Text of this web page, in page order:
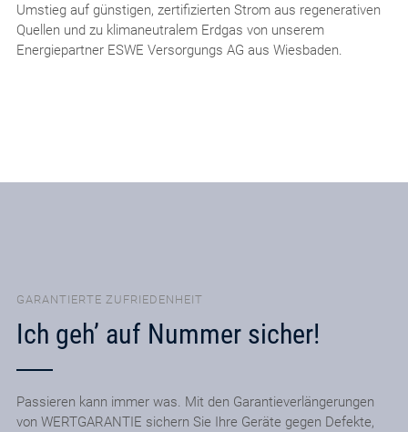
Umstieg auf günstigen, zertifizierten Strom aus regenerativen
Quellen und zu klimaneutralem Erdgas von unserem
Energiepartner ESWE Versorgungs AG aus Wiesbaden.
GARANTIERTE ZUFRIEDENHEIT
Ich geh’ auf Nummer sicher!
Passieren kann immer was. Mit den Garantieverlängerungen
von WERTGARANTIE sichern Sie Ihre Geräte gegen Defekte,